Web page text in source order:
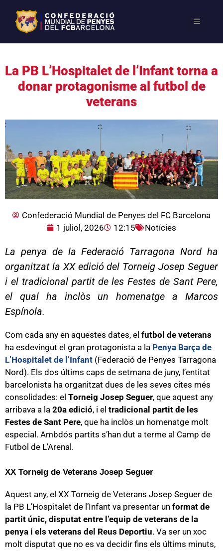
La PB L’Hospitalet de l’Infant torna a
donar protagonisme al futbol de
veterans
Confederació Mundial de Penyes del FC Barcelona
1 juliol, 2026
12:15 Notícies
La penya de la Federació Tarragona Nord ha
organitzat la XX edició del Torneig Josep Seguer
i el tradicional partit de les Festes de Sant Pere,
el qual ha inclòs un homenatge a Marcos
Espínola.
Com cada any en aquestes dates, el futbol de veterans
ha esdevingut el gran protagonista a la Penya Barça de
L’Hospitalet de l’Infant (Federació de Penyes Tarragona
Nord). Els dos últims caps de setmana de juny, l’entitat
barcelonista ha organitzat dues de les seves cites més
consolidades: el Torneig Josep Seguer, que aquest any
arribava a la 20a edició, i el tradicional partit de les
Festes de Sant Pere, que ha inclòs un homenatge molt
especial. Ambdós partits s’han dut a terme al Camp de
Futbol de L’Arenal.
XX Torneig de Veterans Josep Seguer
Aquest any, el XX Torneig de Veterans Josep Seguer de
la PB L’Hospitalet de l’Infant va presentar un format de
partit únic, disputat entre l’equip de veterans de la
penya i els veterans del Reus Deportiu. Va ser un xoc
molt disputat que no es va decidir fins els últims minuts,